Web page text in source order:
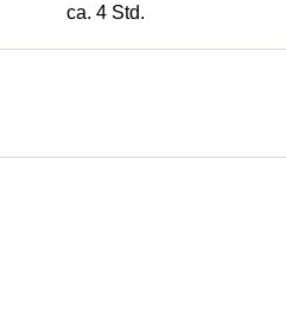
ca. 4 Std.